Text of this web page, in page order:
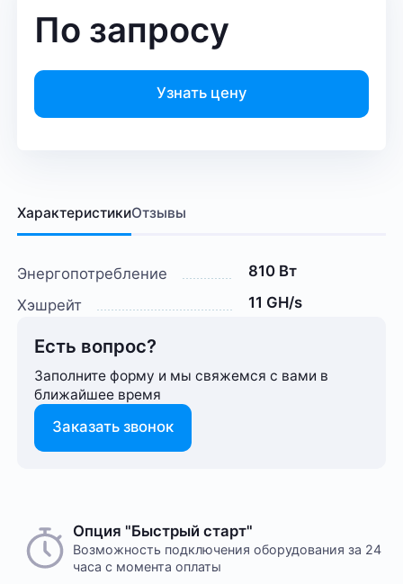
По запросу
Узнать цену
ХарактеристикиОтзывы
Энергопотребление
810 Вт
Хэшрейт
11 GH/s
Есть вопрос?
Заполните форму и мы свяжемся с вами в
ближайшее время
Заказать звонок
Опция "Быстрый старт"
Возможность подключения оборудования за 24
часа с момента оплаты